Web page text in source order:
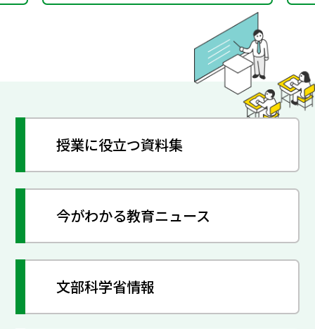
授業に役立つ資料集
今がわかる教育ニュース
文部科学省情報